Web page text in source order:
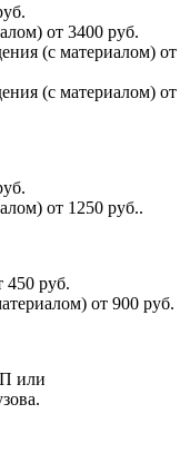
от 3400 руб.
(с материалом) от
(с материалом) от
от 1250 руб..
450 руб.
от 900 руб.
или